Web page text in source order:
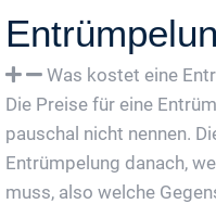
Was kostet eine
Die Preise für eine
pauschal nicht nennen.
Entrümpelung danach,
muss, also welche